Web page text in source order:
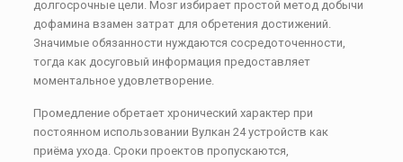
долгосрочные цели. Мозг избирает простой метод добычи
дофамина взамен затрат для обретения достижений.
Значимые обязанности нуждаются сосредоточенности,
тогда как досуговый информация предоставляет
моментальное удовлетворение.
Промедление обретает хронический характер при
постоянном использовании Вулкан 24 устройств как
приёма ухода. Сроки проектов пропускаются,